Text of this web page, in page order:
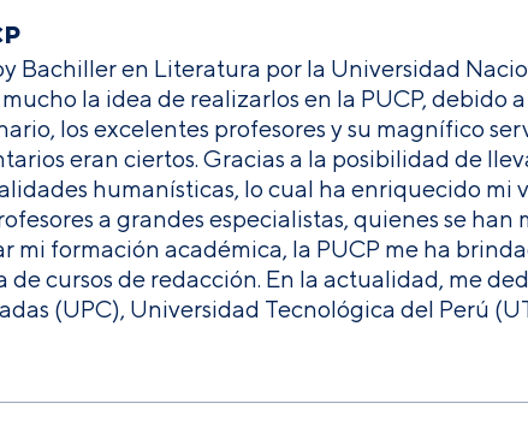
Bachiller en Literatura por la Universidad
la idea de realizarlos en la PUCP, debido
los excelentes profesores y su magnífico
eran ciertos. Gracias a la posibilidad de
humanísticas, lo cual ha enriquecido mi
a grandes especialistas, quienes se
mi formación académica, la PUCP me ha
cursos de redacción. En la actualidad, me
(UPC), Universidad Tecnológica del Perú